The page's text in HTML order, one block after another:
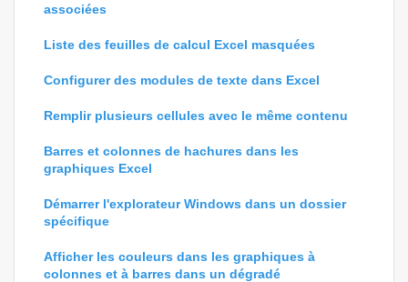
associées
Liste des feuilles de calcul Excel masquées
Configurer des modules de texte dans Excel
Remplir plusieurs cellules avec le même contenu
Barres et colonnes de hachures dans les
graphiques Excel
Démarrer l'explorateur Windows dans un dossier
spécifique
Afficher les couleurs dans les graphiques à
colonnes et à barres dans un dégradé